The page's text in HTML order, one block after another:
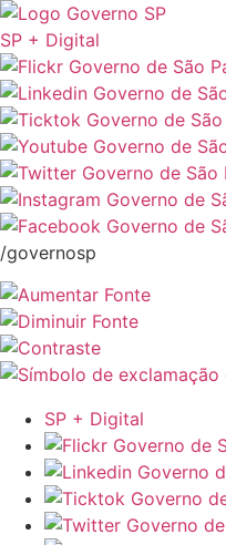
SP + Digital
/governosp
SP + Digital